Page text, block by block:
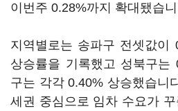
이번주 0.28%까지 확대됐습
지역별로는 송파구 전셋값이
상승률을 기록했고 성북구는
구는 각각 0.40% 상승했습니
세권 중심으로 임차 수요가